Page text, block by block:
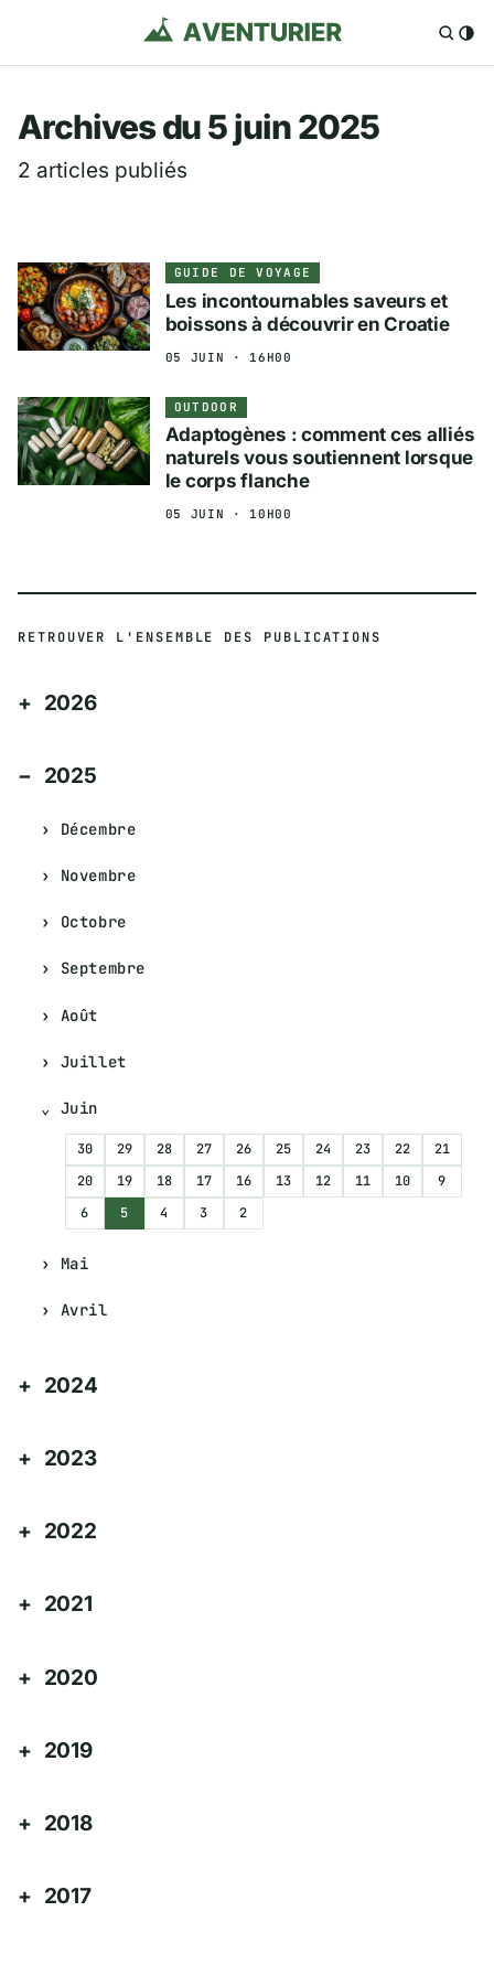
Aventurier.fr —
Archives du 5 juin 2025
2 articles publiés
GUIDE DE VOYAGE
Les incontournables saveurs et
boissons à découvrir en Croatie
05 JUIN · 16H00
OUTDOOR
Adaptogènes : comment ces alliés
naturels vous soutiennent lorsque
le corps flanche
05 JUIN · 10H00
RETROUVER L'ENSEMBLE DES PUBLICATIONS
2026
2025
Décembre
Novembre
Octobre
Septembre
Août
Juillet
Juin
30 29 28 27 26 25 24 23 22
21
20
19 18 17 16 13 12 11 10
9
6
5 4 3 2
Mai
Avril
2024
2023
2022
2021
2020
2019
2018
2017